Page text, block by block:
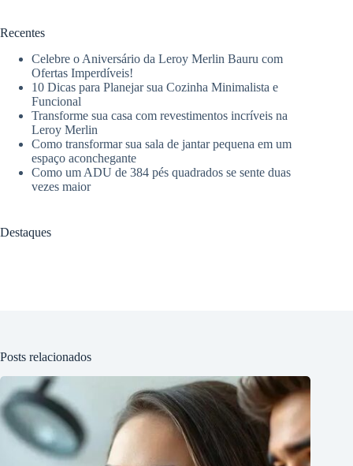
Recentes
Celebre o Aniversário da Leroy Merlin Bauru com
Ofertas Imperdíveis!
10 Dicas para Planejar sua Cozinha Minimalista e
Funcional
Transforme sua casa com revestimentos incríveis na
Leroy Merlin
Como transformar sua sala de jantar pequena em um
espaço aconchegante
Como um ADU de 384 pés quadrados se sente duas
vezes maior
Destaques
Posts relacionados